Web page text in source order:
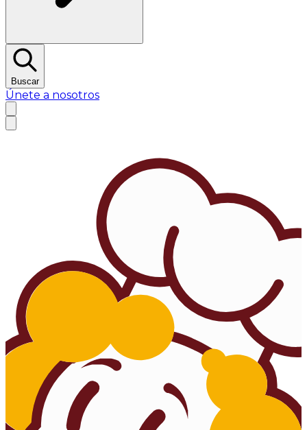
Buscar
Únete a nosotros